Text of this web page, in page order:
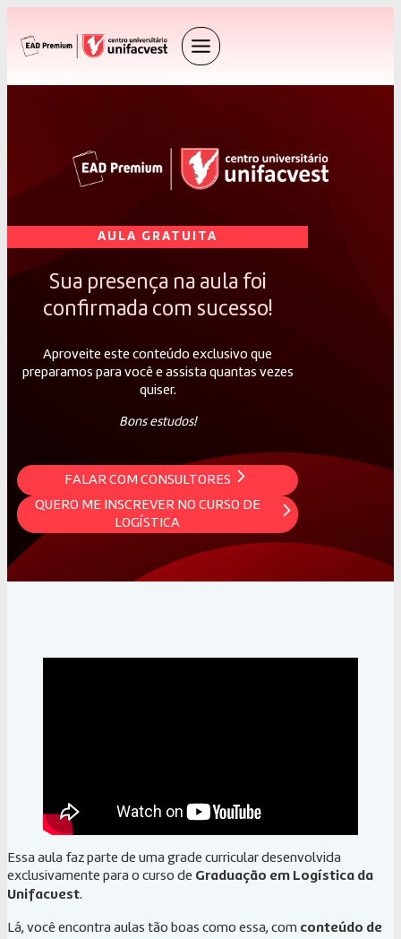
AULA GRATUITA
Sua presença na aula foi
confirmada com sucesso!
Aproveite este conteúdo exclusivo que
preparamos para você e assista quantas vezes
quiser.
Bons estudos!
FALAR COM CONSULTORES
QUERO ME INSCREVER NO CURSO DE
LOGÍSTICA
Essa aula faz parte de uma grade curricular desenvolvida
exclusivamente para o curso de Graduação em Logística da
Unifacvest.
Lá, você encontra aulas tão boas como essa, com conteúdo de